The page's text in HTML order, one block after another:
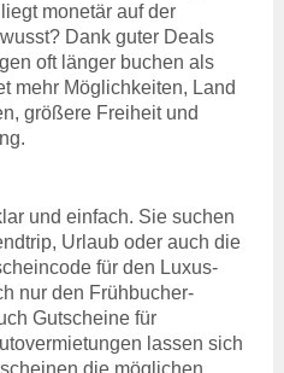
monetär auf der
Dank guter Deals
oft länger buchen als
mehr Möglichkeiten, Land
größere Freiheit und
und einfach. Sie suchen
Urlaub oder auch die
für den Luxus-
nur den Frühbucher-
Gutscheine für
lassen sich
die möglichen